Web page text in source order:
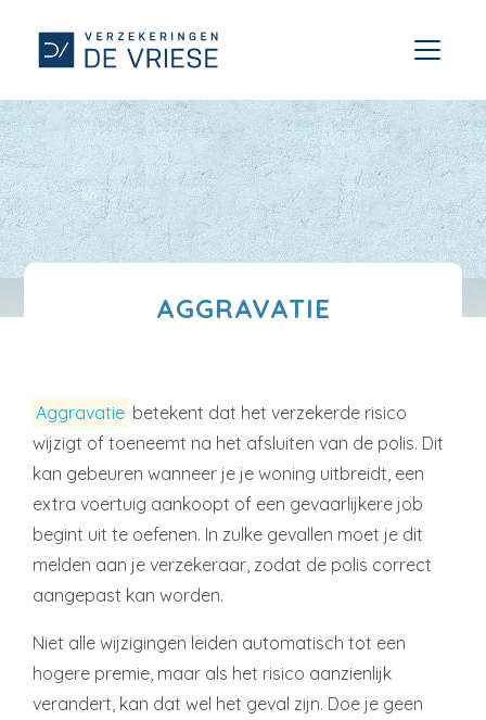
AGGRAVATIE
Aggravatie betekent dat het verzekerde risico
wijzigt of toeneemt na het afsluiten van de polis. Dit
kan gebeuren wanneer je je woning uitbreidt, een
extra voertuig aankoopt of een gevaarlijkere job
begint uit te oefenen. In zulke gevallen moet je dit
melden aan je verzekeraar, zodat de polis correct
aangepast kan worden.
Niet alle wijzigingen leiden automatisch tot een
hogere premie, maar als het risico aanzienlijk
verandert, kan dat wel het geval zijn. Doe je geen